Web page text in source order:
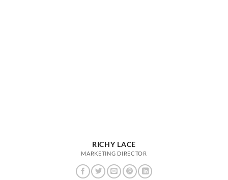
RICHY LACE
MARKETING DIRECTOR